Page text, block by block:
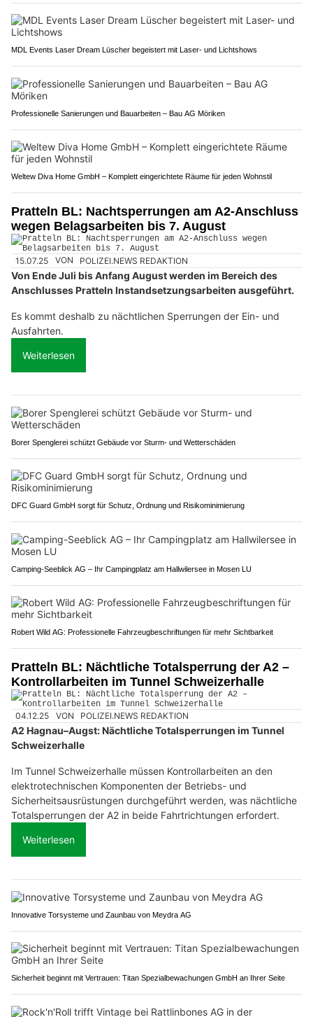
MDL Events Laser Dream Lüscher begeistert mit Laser- und Lichtshows
Professionelle Sanierungen und Bauarbeiten – Bau AG Möriken
Weltew Diva Home GmbH – Komplett eingerichtete Räume für jeden Wohnstil
Pratteln BL: Nachtsperrungen am A2-Anschluss
wegen Belagsarbeiten bis 7. August
15.07.25 VON POLIZEI.NEWS REDAKTION
Von Ende Juli bis Anfang August werden im Bereich des
Anschlusses Pratteln Instandsetzungsarbeiten ausgeführt.
Es kommt deshalb zu nächtlichen Sperrungen der Ein- und
Ausfahrten.
Weiterlesen
Borer Spenglerei schützt Gebäude vor Sturm- und Wetterschäden
DFC Guard GmbH sorgt für Schutz, Ordnung und Risikominimierung
Camping-Seeblick AG – Ihr Campingplatz am Hallwilersee in Mosen LU
Robert Wild AG: Professionelle Fahrzeugbeschriftungen für mehr Sichtbarkeit
Pratteln BL: Nächtliche Totalsperrung der A2 –
Kontrollarbeiten im Tunnel Schweizerhalle
04.12.25 VON POLIZEI.NEWS REDAKTION
A2 Hagnau–Augst: Nächtliche Totalsperrungen im Tunnel
Schweizerhalle
Im Tunnel Schweizerhalle müssen Kontrollarbeiten an den
elektrotechnischen Komponenten der Betriebs- und
Sicherheitsausrüstungen durchgeführt werden, was nächtliche
Totalsperrungen der A2 in beide Fahrtrichtungen erfordert.
Weiterlesen
Innovative Torsysteme und Zaunbau von Meydra AG
Sicherheit beginnt mit Vertrauen: Titan Spezialbewachungen GmbH an Ihrer Seite